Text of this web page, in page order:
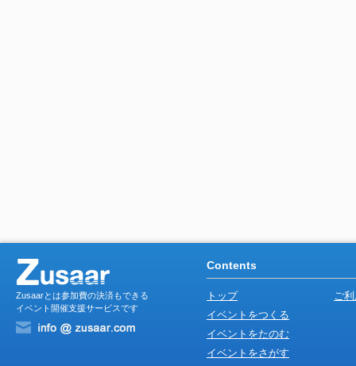
Zusaarとは参加費の決済もできる
イベント開催支援サービスです
Contents
トップ
イベントをつくる
イベントをたのむ
イベントをさがす
ご